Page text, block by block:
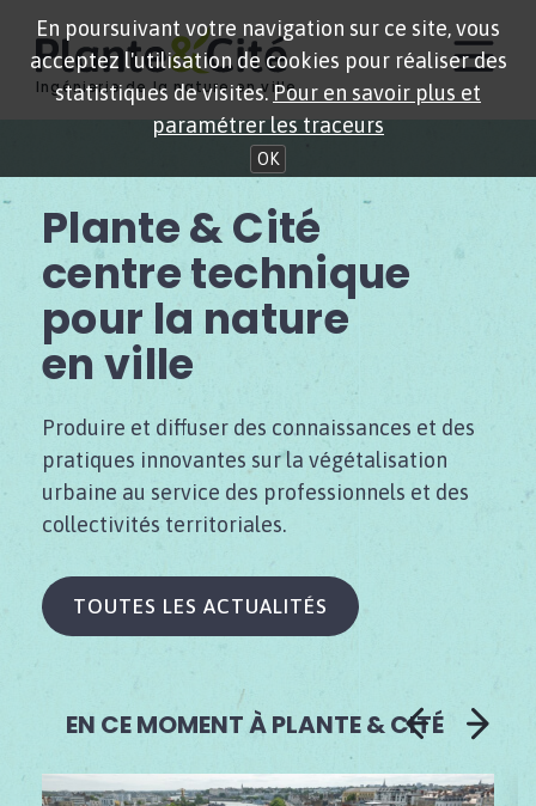
En poursuivant votre navigation sur ce site, vous
acceptez l'utilisation de cookies pour réaliser des
statistiques de visites.Pour en savoir plus et
paramétrer les traceurs
OK
Ingénierie de la nature en ville
Plante & Cité
centre technique
pour la nature
en ville
Produire et diffuser des connaissances et des
pratiques innovantes sur la végétalisation
urbaine au service des professionnels et des
collectivités territoriales.
TOUTES LES ACTUALITÉS
EN CE MOMENT À PLANTE & CITÉ